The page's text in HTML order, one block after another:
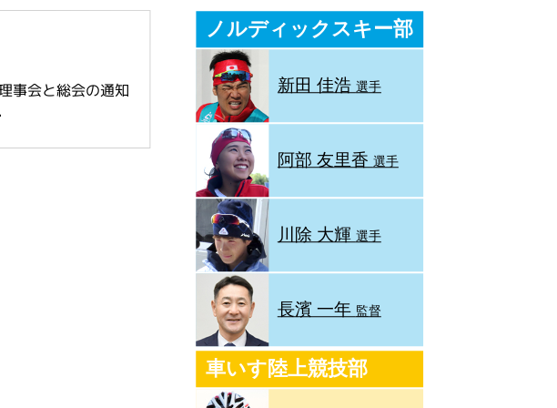
事会と総会の通知
ノルディックスキー部
新田 佳浩 選手
阿部 友里香 選手
川除 大輝 選手
長濱 一年 監督
車いす陸上競技部